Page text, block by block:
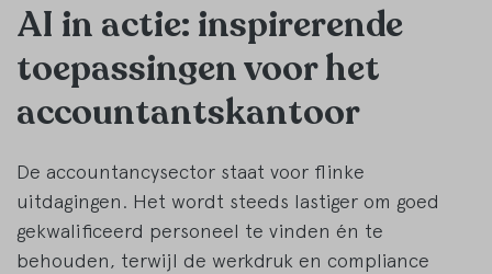
AI in actie: inspirerende
toepassingen voor het
accountantskantoor
De accountancysector staat voor flinke
uitdagingen. Het wordt steeds lastiger om goed
gekwalificeerd personeel te vinden én te
behouden, terwijl de werkdruk en compliance